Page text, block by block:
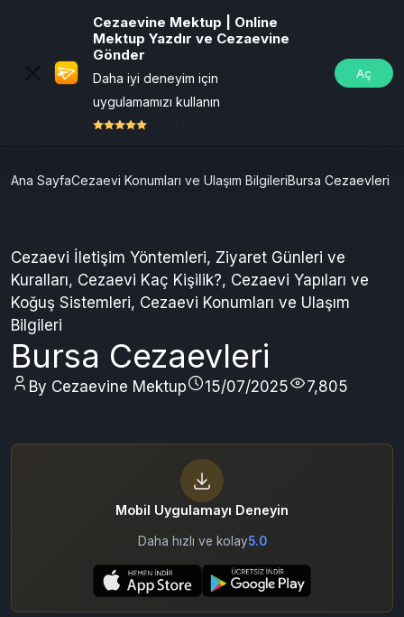
Cezaevine Mektup | Online
Mektup Yazdır ve Cezaevine
Gönder
Daha iyi deneyim için
uygulamamızı kullanın
Aç
Ana SayfaCezaevi Konumları ve Ulaşım BilgileriBursa Cezaevleri
Cezaevi İletişim Yöntemleri, Ziyaret Günleri ve
Kuralları, Cezaevi Kaç Kişilik?, Cezaevi Yapıları ve
Koğuş Sistemleri, Cezaevi Konumları ve Ulaşım
Bilgileri
Bursa Cezaevleri
By Cezaevine Mektup 15/07/2025 7,805
Mobil Uygulamayı Deneyin
Daha hızlı ve kolay5.0